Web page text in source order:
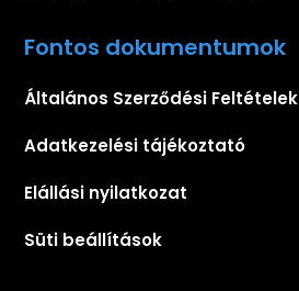
Fontos dokumentumok
Általános Szerződési Feltételek
Adatkezelési tájékoztató
Elállási nyilatkozat
Süti beállítások